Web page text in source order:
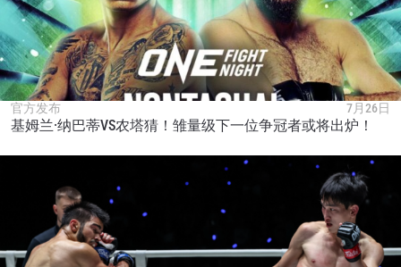
官方发布 7月26日
基姆兰·纳巴蒂VS农塔猜！雏量级下一位争冠者或将出炉！